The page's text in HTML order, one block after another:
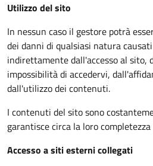
Utilizzo del sito
In nessun caso il gestore potrà
dei danni di qualsiasi natura
indirettamente dall'accesso al sito,
impossibilità di accedervi,
dall'utilizzo dei contenuti.
I contenuti del sito sono
garantisce circa la loro
Accesso a siti esterni collegati